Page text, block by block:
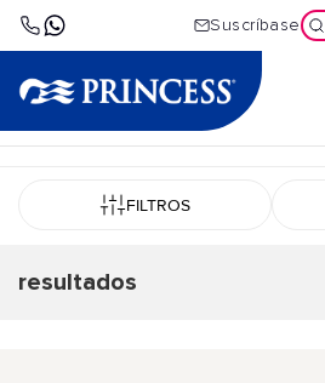
Suscríbase
FILTROS
resultados